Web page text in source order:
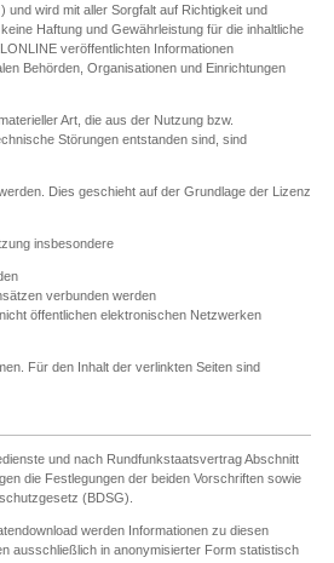
) und wird mit aller Sorgfalt auf Richtigkeit und
Haftung und Gewährleistung für die inhaltliche
veröffentlichten Informationen
Behörden, Organisationen und Einrichtungen
Art, die aus der Nutzung bzw.
Störungen entstanden sind, sind
Dies geschieht auf der Grundlage der Lizenz
insbesondere
verbunden werden
öffentlichen elektronischen Netzwerken
Für den Inhalt der verlinkten Seiten sind
und nach Rundfunkstaatsvertrag Abschnitt
die Festlegungen der beiden Vorschriften sowie
(BDSG).
werden Informationen zu diesen
ausschließlich in anonymisierter Form statistisch